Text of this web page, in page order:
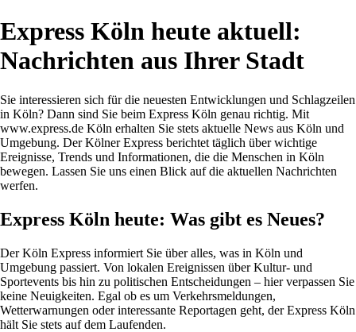
Express Köln heute aktuell:
Nachrichten aus Ihrer Stadt
Sie interessieren sich für die neuesten Entwicklungen und Schlagzeilen
in Köln? Dann sind Sie beim Express Köln genau richtig. Mit
www.express.de Köln erhalten Sie stets aktuelle News aus Köln und
Umgebung. Der Kölner Express berichtet täglich über wichtige
Ereignisse, Trends und Informationen, die die Menschen in Köln
bewegen. Lassen Sie uns einen Blick auf die aktuellen Nachrichten
werfen.
Express Köln heute: Was gibt es Neues?
Der Köln Express informiert Sie über alles, was in Köln und
Umgebung passiert. Von lokalen Ereignissen über Kultur- und
Sportevents bis hin zu politischen Entscheidungen – hier verpassen Sie
keine Neuigkeiten. Egal ob es um Verkehrsmeldungen,
Wetterwarnungen oder interessante Reportagen geht, der Express Köln
hält Sie stets auf dem Laufenden.